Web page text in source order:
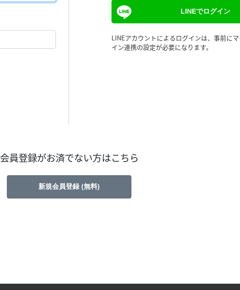
LINEでログイン
LINEアカウントによるログインは、事前に
イン連携の設定が必要になります。
会員登録がお済でない方はこちら
新規会員登録 (無料)